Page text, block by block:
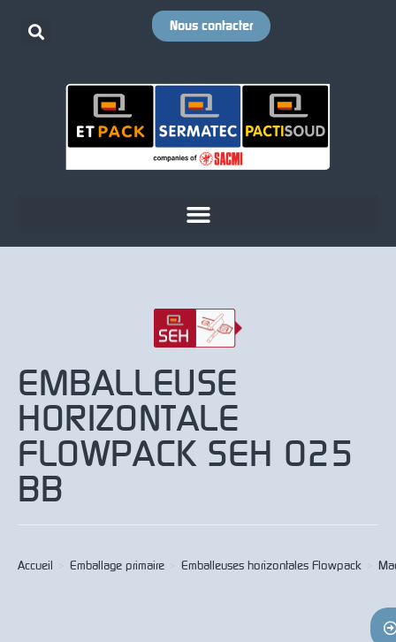
Nous contacter
EMBALLEUSE
HORIZONTALE
FLOWPACK SEH 025
BB
Accueil > Emballage primaire > Emballeuses horizontales Flowpack >